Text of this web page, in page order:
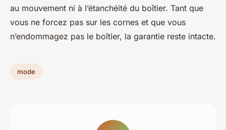
au mouvement ni à l’étanchéité du boîtier. Tant que
vous ne forcez pas sur les cornes et que vous
n’endommagez pas le boîtier, la garantie reste intacte.
mode